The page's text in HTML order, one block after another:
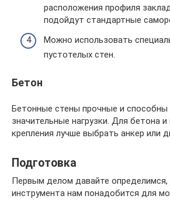
расположения профиля
подойдут стандартные
Можно использовать
пустотелых стен.
Бетон
Бетонные стены прочные и
значительные нагрузки. Для бетона и
крепления лучше выбрать анкер или
Подготовка
Первым делом давайте определимся,
инструмента нам понадобится для